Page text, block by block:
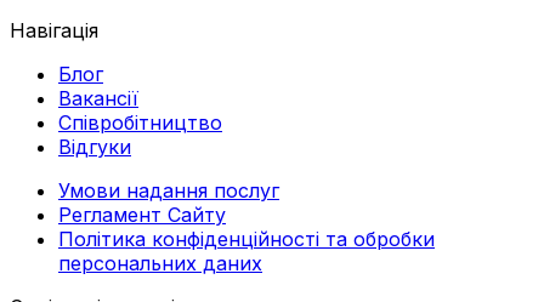
Навігація
Блог
Вакансії
Співробітництво
Відгуки
Умови надання послуг
Регламент Сайту
Політика конфіденційності та обробки
персональних даних